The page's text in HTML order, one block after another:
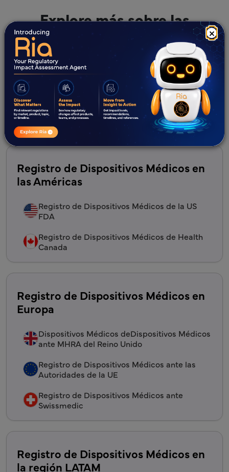
×
Explore más sobre las
capacidades de Freyr en
relación con
Operando en todos los continentes, Freyr Solutions ha
establecido una sólida presencia global. Con experiencia
regional y un profundo conocimiento de las regulaciones
locales, ofrecemos soluciones personalizadas en
mercados clave de todo el mundo.
Registro de Dispositivos Médicos en
las Américas
Registro de Dispositivos Médicos de la US
FDA
Registro de Dispositivos Médicos de Health
Canada
Registro de Dispositivos Médicos en
Europa
Dispositivos Médicos deDispositivos Médicos
ante MHRA del Reino Unido
Registro de Dispositivos Médicos ante las
Autoridades de la UE
Registro de Dispositivos Médicos ante
Swissmedic
Registro de Dispositivos Médicos en
la región LATAM